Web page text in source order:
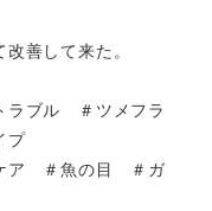
善して来た。
ブル ＃ツメフラ
プ
ア ＃魚の目 ＃ガ